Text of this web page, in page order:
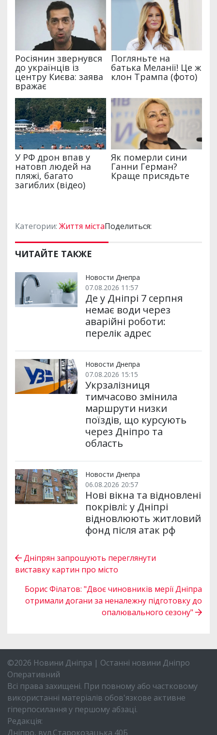
Категории: Життя містаПоделиться:
ЧИТАЙТЕ ТАКЖЕ
Новости Днепра
07.08.2026 11:57
Де у Дніпрі 7 серпня
немає води через
аварійні роботи:
перелік адрес
Новости Днепра
07.08.2026 15:15
Укрзалізниця
тимчасово змінила
маршрути низки
поїздів, що курсують
через Дніпро та
область
Новости Днепра
06.08.2026 20:57
Нові вікна та відновлені
покрівлі: у Дніпрі
відновлюють житловий
фонд після атак рф
Дніпрян запрошують переглянути
виставку картин про місто
Борис Філатов: "Двоє чиновників мерії Дніпра
отримали догани за неналежну підготовку до
опалювального сезону"
©2026 Новини Дніпра | Останні новини Дніпро
Оперативний
Всі права захищені. При повному або частковому
використанні матеріалів обов'язкове активне
гіперпосилання у першому абзаці.
Редакція:
Дніпро, вул.Старокозацька 40Б